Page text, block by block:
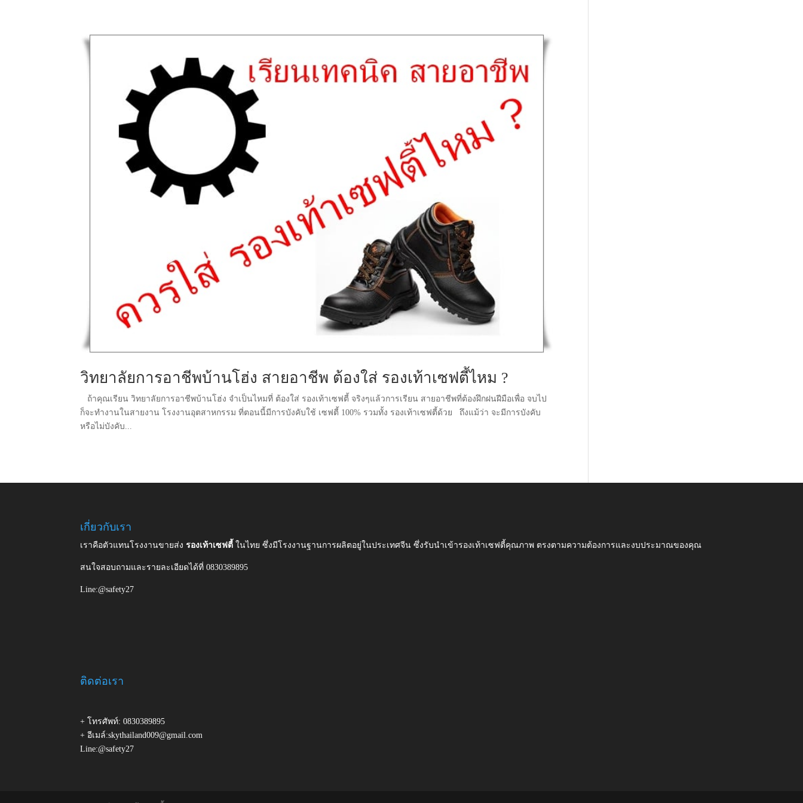
วิทยาลัยการอาชีพบ้านโฮ่ง สายอาชีพ ต้องใส่ รองเท้าเซฟตี้ไหม ?
ถ้าคุณเรียน วิทยาลัยการอาชีพบ้านโฮ่ง จำเป็นไหมที่ ต้องใส่ รองเท้าเซฟตี้ จริงๆแล้วการเรียน สายอาชีพที่ต้องฝึกฝนฝีมือเพื่อ จบไป
ก็จะทำงานในสายงาน โรงงานอุตสาหกรรม ที่ตอนนี้มีการบังคับใช้ เซฟตี้ 100% รวมทั้ง รองเท้าเซฟตี้ด้วย ถึงแม้ว่า จะมีการบังคับ
หรือไม่บังคับ...
เกี่ยวกับเรา
เราคือตัวแทนโรงงานขายส่งรองเท้าเซฟตี้ในไทย ซึ่งมีโรงงานฐานการผลิตอยู่ในประเทศจีน ซึ่งรับนำเข้ารองเท้าเซฟตี้คุณภาพ ตรงตามความต้องการและงบประมาณของคุณ
สนใจสอบถามและรายละเอียดได้ที่ 0830389895
Line:@safety27
ติดต่อเรา
+ โทรศัพท์: 0830389895
+ อีเมล์:skythailand009@gmail.com
Line:@safety27